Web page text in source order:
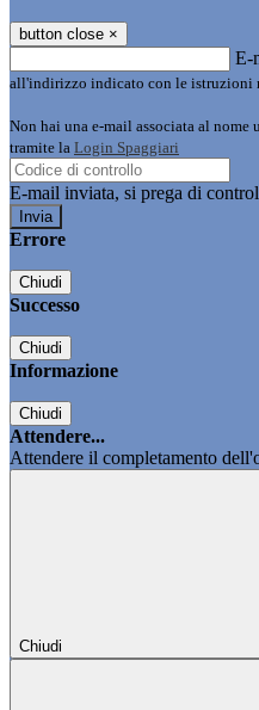
button close ×
E-
all'indirizzo indicato con le istruzioni
Non hai una e-mail associata al nome
tramite la Login Spaggiari
E-mail inviata, si prega di
Errore
Chiudi
Successo
Chiudi
Informazione
Chiudi
Attendere...
Attendere il completamento
Chiudi